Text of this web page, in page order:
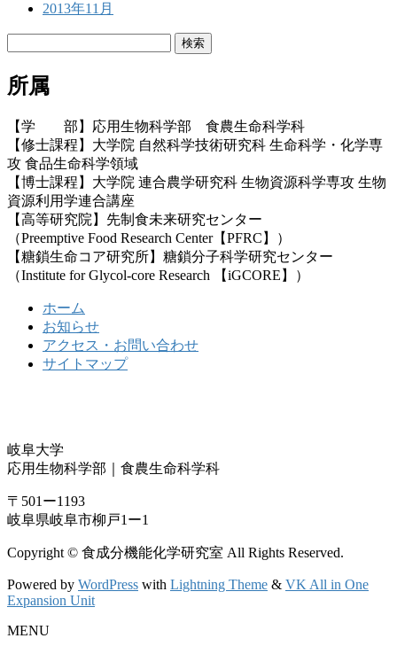
2013年11月
所属
【学 部】応用生物科学部 食農生命科学科
【修士課程】大学院 自然科学技術研究科 生命科学・化学専
攻 食品生命科学領域
【博士課程】大学院 連合農学研究科 生物資源科学専攻 生物
資源利用学連合講座
【高等研究院】先制食未来研究センター
（Preemptive Food Research Center【PFRC】）
【糖鎖生命コア研究所】糖鎖分子科学研究センター
（Institute for Glycol-core Research 【iGCORE】）
ホーム
お知らせ
アクセス・お問い合わせ
サイトマップ
岐阜大学
応用生物科学部｜食農生命科学科
〒501ー1193
岐阜県岐阜市柳戸1ー1
Copyright © 食成分機能化学研究室 All Rights Reserved.
Powered by WordPress with Lightning Theme & VK All in One
Expansion Unit
MENU